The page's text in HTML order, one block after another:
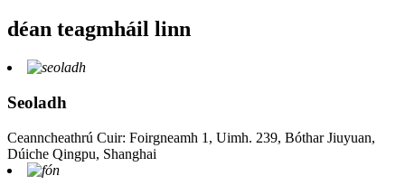
déan teagmháil linn
Seoladh
Ceanncheathrú Cuir: Foirgneamh 1, Uimh. 239, Bóthar Jiuyuan,
Dúiche Qingpu, Shanghai